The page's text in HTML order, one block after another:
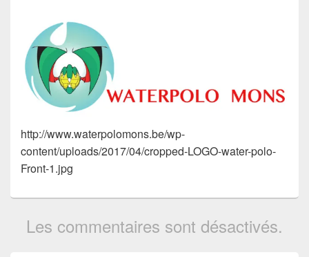
http://www.waterpolomons.be/wp-
content/uploads/2017/04/cropped-LOGO-water-polo-
Front-1.jpg
Les commentaires sont désactivés.